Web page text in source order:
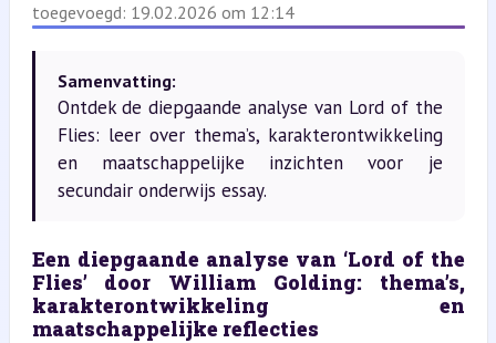
toegevoegd: 19.02.2026 om 12:14
Samenvatting:
Ontdek de diepgaande analyse van Lord of the
Flies: leer over thema’s, karakterontwikkeling
en maatschappelijke inzichten voor je
secundair onderwijs essay.
Een diepgaande analyse van ‘Lord of the
Flies’ door William Golding: thema’s,
karakterontwikkeling en
maatschappelijke reflecties